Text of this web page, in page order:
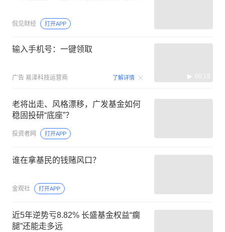
侃见财经 打开APP
输入手机号：一键领取
广告 易泽科技运营商 了解详情 00:15
老将出走、风格漂移，广发基金如何
稳固投研“底座”？
投资者网 打开APP
谁在拿基民的钱赌风口？
金观社 打开APP
近5年逆势亏8.82% 长盛基金权益“瘸
腿”还能走多远